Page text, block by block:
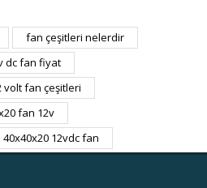
fan çeşitleri nelerdir
dc fan fiyat
volt fan çeşitleri
fan 12v
40x40x20 12vdc fan